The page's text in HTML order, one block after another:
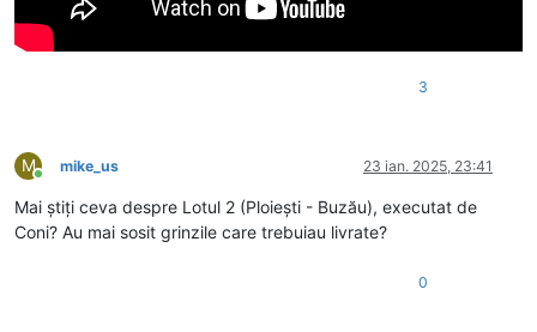
3
M
Conectat
mike_us 23 ian. 2025, 23:41
Mai știți ceva despre Lotul 2 (Ploiești - Buzău), executat de
Coni? Au mai sosit grinzile care trebuiau livrate?
0